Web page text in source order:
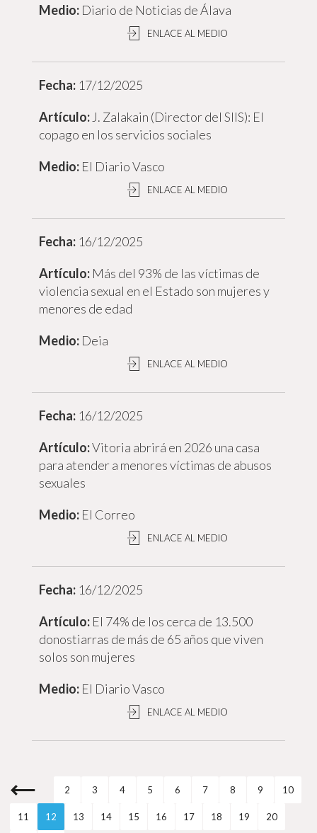
Diario de Noticias de Álava
ENLACE AL MEDIO
17/12/2025
J. Zalakain (Director del SIIS): El
copago en los servicios sociales
El Diario Vasco
ENLACE AL MEDIO
16/12/2025
Más del 93% de las víctimas de
violencia sexual en el Estado son mujeres y
menores de edad
Deia
ENLACE AL MEDIO
16/12/2025
Vitoria abrirá en 2026 una casa
para atender a menores víctimas de abusos
sexuales
El Correo
ENLACE AL MEDIO
16/12/2025
El 74% de los cerca de 13.500
donostiarras de más de 65 años que viven
solos son mujeres
El Diario Vasco
ENLACE AL MEDIO
2 3 4 5 6 7 8 9 10
11 12 13 14 15 16 17 18 19 20